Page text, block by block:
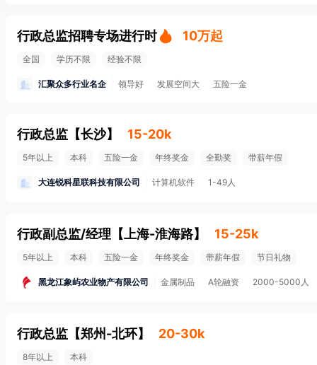
行政总监招聘专场进行时 10万起
全国 学历不限 经验不限
汇聚众多行业名企 领导好 发展空间大 五险一金
行政总监 【长沙】 15-20k
5年以上 本科 五险一金 年终奖金 全勤奖 带薪年假
大连锐科星联科技有限公司 计算机软件 1-49人
行政副总监/经理 【 上海-淮海路】 15-25k
5年以上 本科 五险一金 年终奖金 带薪年假 节日礼物
黑龙江象屿农业物产有限公司 金属制品 A轮融资 2000-5000人
行政总监 【郑州-北环】 20-30k
8年以上 本科